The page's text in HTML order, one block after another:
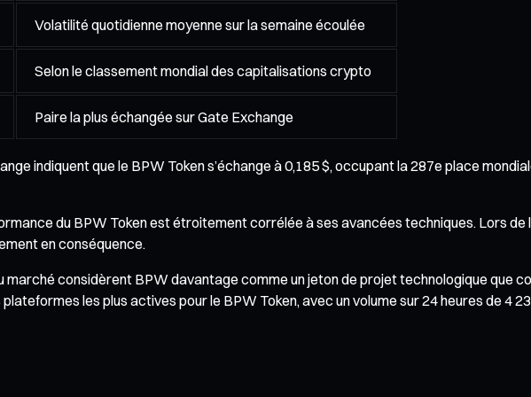
Volatilité quotidienne moyenne sur la semaine écoulée
Selon le classement mondial des capitalisations crypto
Paire la plus échangée sur Gate Exchange
indiquent que le BPW Token s’échange à 0,185 $, occupant la 287e place
du BPW Token est étroitement corrélée à ses avancées techniques. Lors de
en conséquence.
considèrent BPW davantage comme un jeton de projet technologique que
les plus actives pour le BPW Token, avec un volume sur 24 heures de 4